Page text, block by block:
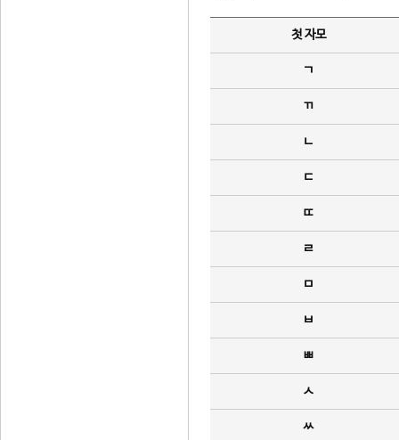
첫 자모
ㄱ
ㄲ
ㄴ
ㄷ
ㄸ
ㄹ
ㅁ
ㅂ
ㅃ
ㅅ
ㅆ